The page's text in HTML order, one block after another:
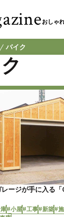
おしゃ
バイク
ージが手に入る「
#小屋#工事#新築#